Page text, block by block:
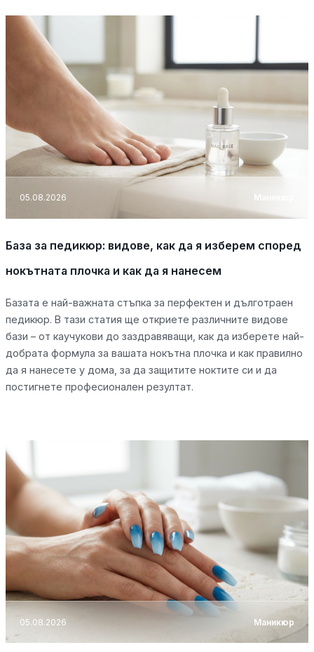
05.08.2026 Маникюр
База за педикюр: видове, как да я изберем според
нокътната плочка и как да я нанесем
Базата е най-важната стъпка за перфектен и дълготраен
педикюр. В тази статия ще откриете различните видове
бази – от каучукови до заздравяващи, как да изберете най-
добрата формула за вашата нокътна плочка и как правилно
да я нанесете у дома, за да защитите ноктите си и да
постигнете професионален резултат.
05.08.2026 Маникюр